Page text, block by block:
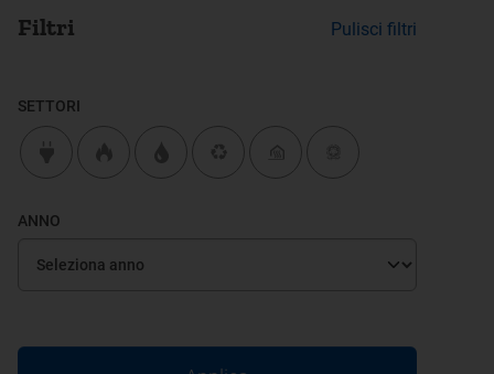
Filtri Pulisci filtri
SETTORI
ANNO